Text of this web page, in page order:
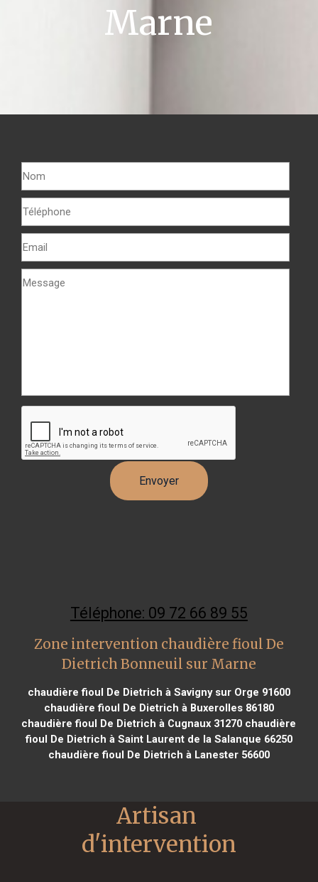
Marne
Téléphone: 09 72 66 89 55
Zone intervention chaudière fioul De
Dietrich Bonneuil sur Marne
chaudière fioul De Dietrich à Savigny sur Orge 91600
chaudière fioul De Dietrich à Buxerolles 86180
chaudière fioul De Dietrich à Cugnaux 31270 chaudière
fioul De Dietrich à Saint Laurent de la Salanque 66250
chaudière fioul De Dietrich à Lanester 56600
Artisan
d'intervention